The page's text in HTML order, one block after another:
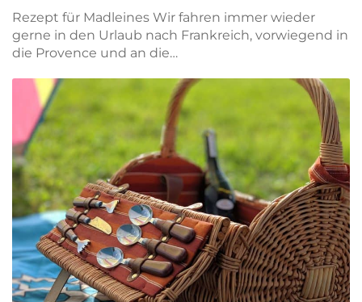
Rezept für Madleines Wir fahren immer wieder
gerne in den Urlaub nach Frankreich, vorwiegend in
die Provence und an die…